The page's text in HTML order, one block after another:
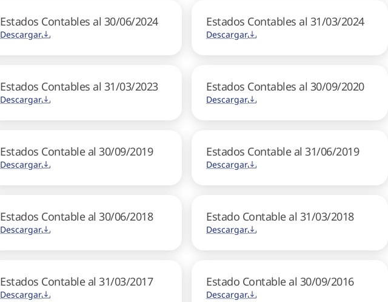
Estados Contables al 30/06/2024
Descargar
Estados Contables al 31/03/2024
Descargar
Estados Contables al 31/03/2023
Descargar
Estados Contables al 30/09/2020
Descargar
Estados Contable al 30/09/2019
Descargar
Estados Contable al 31/06/2019
Descargar
Estados Contable al 30/06/2018
Descargar
Estado Contable al 31/03/2018
Descargar
Estados Contable al 31/03/2017
Descargar
Estado Contable al 30/09/2016
Descargar